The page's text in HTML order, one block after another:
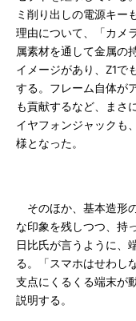
ミ削り出しの電源キー
理由について、「カメ
属素材を通して金属の
イメージがあり、Z1で
する。フレーム自体が
も貢献するなど、まさ
イヤフォンジャックも
様となった。
そのほか、基本造形
な印象を残しつつ、持
日比氏が言うように、
る。「スマホはせわし
支点にくるくる端末が
説明する。